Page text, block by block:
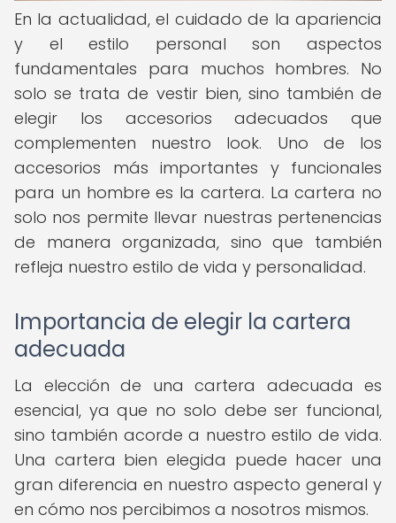
En la actualidad, el cuidado de la apariencia
y el estilo personal son aspectos
fundamentales para muchos hombres. No
solo se trata de vestir bien, sino también de
elegir los accesorios adecuados que
complementen nuestro look. Uno de los
accesorios más importantes y funcionales
para un hombre es la cartera. La cartera no
solo nos permite llevar nuestras pertenencias
de manera organizada, sino que también
refleja nuestro estilo de vida y personalidad.
Importancia de elegir la cartera
adecuada
La elección de una cartera adecuada es
esencial, ya que no solo debe ser funcional,
sino también acorde a nuestro estilo de vida.
Una cartera bien elegida puede hacer una
gran diferencia en nuestro aspecto general y
en cómo nos percibimos a nosotros mismos.